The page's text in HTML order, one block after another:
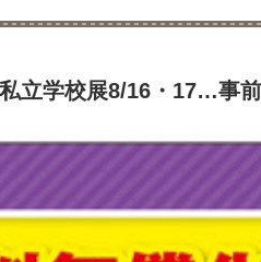
立学校展8/16・17…事